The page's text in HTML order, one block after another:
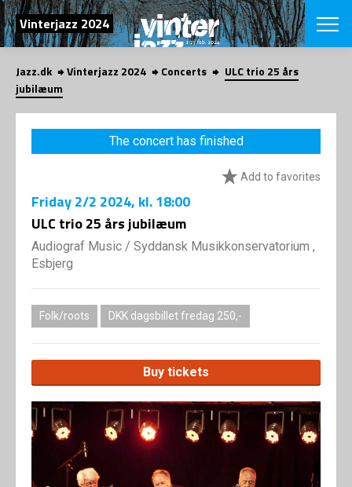
SEARCH
Vinterjazz 2024
Danish
CHOOSE
VINTERJAZZ
Themes
LOCATIONS
About us
Jazz.dk Vinterjazz 2024 Concerts
ULC trio 25 års
jubilæum
The concert has finished
Add to favorites
Friday2/2 2024, kl. 18:00
ULC trio 25 års jubilæum
Audiograf Music / Syddansk Musikkonservatorium ,
Esbjerg
Folk/roots DKK dagsbillet fredag 250,-
Buy tickets